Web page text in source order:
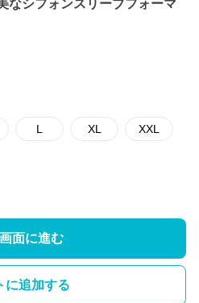
なシフォンスリーブフォーマ
L XL XXL
面に進む
に追加する